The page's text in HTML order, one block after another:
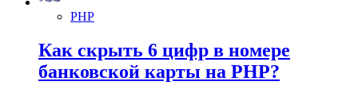
PHP
Как скрыть 6 цифр в номере
банковской карты на PHP?